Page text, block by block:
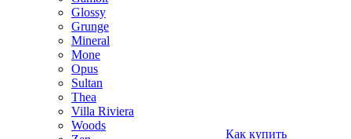
Glossy
Grunge
Mineral
Mone
Opus
Sultan
Thea
Villa Riviera
Woods
Как купить